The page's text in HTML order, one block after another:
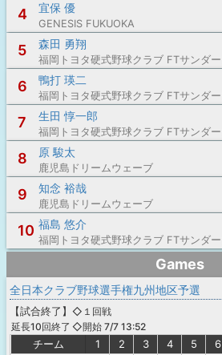
4 宜保 優
GENESIS FUKUOKA
5 森田 勇翔
福岡トヨタ硬式野球クラブ FTサンダー
6 鴨打 瑛二
福岡トヨタ硬式野球クラブ FTサンダー
7 生田 惇一郎
福岡トヨタ硬式野球クラブ FTサンダー
8 原 駿太
鹿児島ドリームウェーブ
9 知念 裕哉
鹿児島ドリームウェーブ
10 福島 悠介
福岡トヨタ硬式野球クラブ FTサンダー
Games
全日本クラブ野球選手権九州地区予選
【試合終了 】
延長10回終了
◇１回戦
◇開始 7/7 13:52
チーム 1 2 3 4 5 6